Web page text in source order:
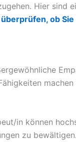
Hier sind
ob
in können
zu